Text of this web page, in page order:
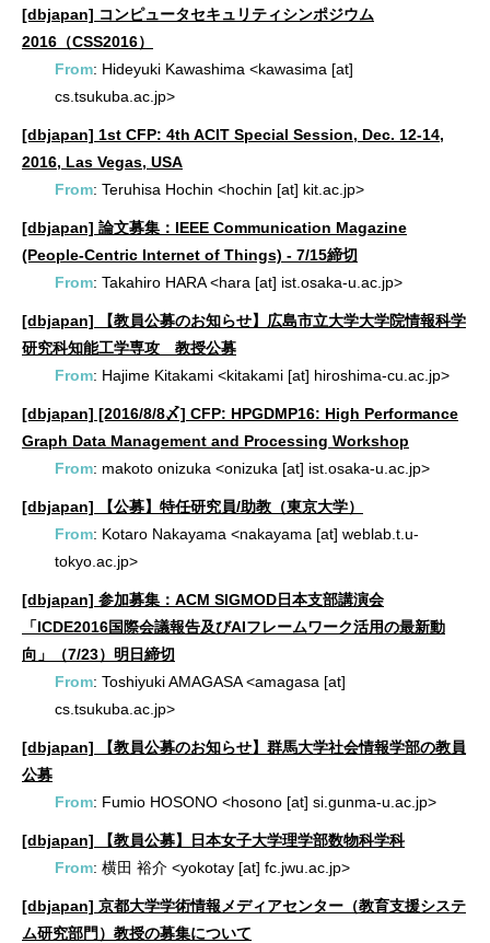
[dbjapan] コンピュータセキュリティシンポジウム
2016（CSS2016）
From: Hideyuki Kawashima <kawasima [at]
cs.tsukuba.ac.jp>
[dbjapan] 1st CFP: 4th ACIT Special Session, Dec. 12-14,
2016, Las Vegas, USA
From: Teruhisa Hochin <hochin [at] kit.ac.jp>
[dbjapan] 論文募集：IEEE Communication Magazine
(People-Centric Internet of Things) - 7/15締切
From: Takahiro HARA <hara [at] ist.osaka-u.ac.jp>
[dbjapan] 【教員公募のお知らせ】広島市立大学大学院情報科学
研究科知能工学専攻 教授公募
From: Hajime Kitakami <kitakami [at] hiroshima-cu.ac.jp>
[dbjapan] [2016/8/8〆] CFP: HPGDMP16: High Performance
Graph Data Management and Processing Workshop
From: makoto onizuka <onizuka [at] ist.osaka-u.ac.jp>
[dbjapan] 【公募】特任研究員/助教（東京大学）
From: Kotaro Nakayama <nakayama [at] weblab.t.u-
tokyo.ac.jp>
[dbjapan] 参加募集：ACM SIGMOD日本支部講演会
「ICDE2016国際会議報告及びAIフレームワーク活用の最新動
向」（7/23）明日締切
From: Toshiyuki AMAGASA <amagasa [at]
cs.tsukuba.ac.jp>
[dbjapan] 【教員公募のお知らせ】群馬大学社会情報学部の教員
公募
From: Fumio HOSONO <hosono [at] si.gunma-u.ac.jp>
[dbjapan] 【教員公募】日本女子大学理学部数物科学科
From: 横田 裕介 <yokotay [at] fc.jwu.ac.jp>
[dbjapan] 京都大学学術情報メディアセンター（教育支援システ
ム研究部門）教授の募集について